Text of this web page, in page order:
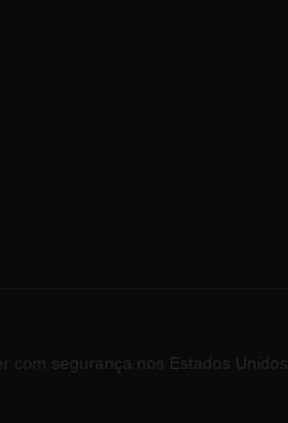
segurança nos Estados Unidos.